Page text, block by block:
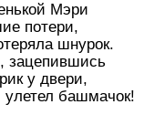
Мэри
потери,
шнурок.
зацепившись
у двери,
улетел башмачок!